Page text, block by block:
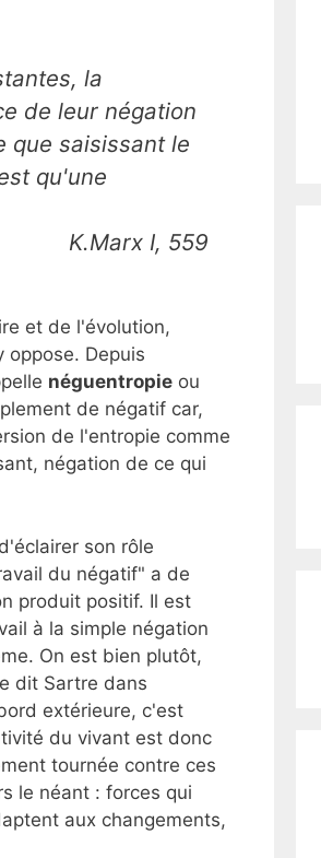
la
de leur négation
que saisissant le
qu'une
K.Marx I, 559
et de l'évolution,
Depuis
néguentropie ou
de négatif car,
de l'entropie comme
négation de ce qui
son rôle
du négatif" a de
produit positif. Il est
à la simple négation
On est bien plutôt,
dit Sartre dans
extérieure, c'est
du vivant est donc
tournée contre ces
le néant : forces qui
aux changements,